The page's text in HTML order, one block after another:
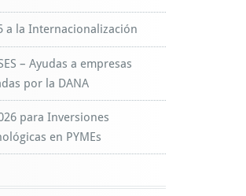
a la Internacionalización
– Ayudas a empresas
por la DANA
para Inversiones
en PYMEs